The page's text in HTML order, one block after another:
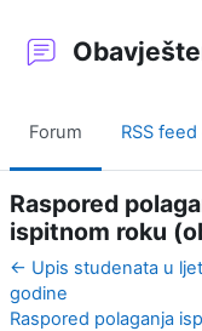
Forum RSS
Raspored
ispitnom roku
← Upis studenata u
godine
Raspored polaganja